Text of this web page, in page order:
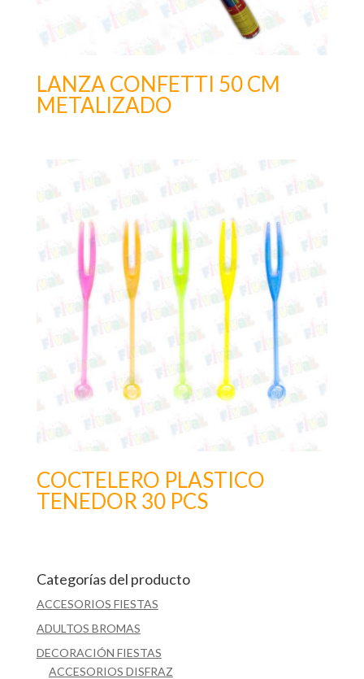
LANZA CONFETTI 50 CM
METALIZADO
COCTELERO PLASTICO
TENEDOR 30 PCS
Categorías del producto
ACCESORIOS FIESTAS
ADULTOS BROMAS
DECORACIÓN FIESTAS
ACCESORIOS DISFRAZ